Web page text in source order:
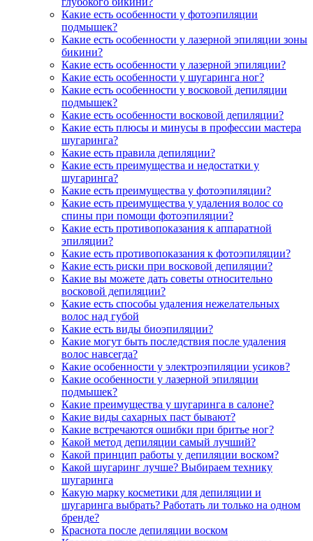
Какие есть особенности у фотоэпиляции
подмышек?
Какие есть особенности у лазерной эпиляции зоны
бикини?
Какие есть особенности у лазерной эпиляции?
Какие есть особенности у шугаринга ног?
Какие есть особенности у восковой депиляции
подмышек?
Какие есть особенности восковой депиляции?
Какие есть плюсы и минусы в профессии мастера
шугаринга?
Какие есть правила депиляции?
Какие есть преимущества и недостатки у
шугаринга?
Какие есть преимущества у фотоэпиляции?
Какие есть преимущества у удаления волос со
спины при помощи фотоэпиляции?
Какие есть противопоказания к аппаратной
эпиляции?
Какие есть противопоказания к фотоэпиляции?
Какие есть риски при восковой депиляции?
Какие вы можете дать советы относительно
восковой депиляции?
Какие есть способы удаления нежелательных
волос над губой
Какие есть виды биоэпиляции?
Какие могут быть последствия после удаления
волос навсегда?
Какие особенности у электроэпиляции усиков?
Какие особенности у лазерной эпиляции
подмышек?
Какие преимущества у шугаринга в салоне?
Какие виды сахарных паст бывают?
Какие встречаются ошибки при бритье ног?
Какой метод депиляции самый лучший?
Какой принцип работы у депиляции воском?
Какой шугаринг лучше? Выбираем технику
шугаринга
Какую марку косметики для депиляции и
шугаринга выбрать? Работать ли только на одном
бренде?
Краснота после депиляции воском